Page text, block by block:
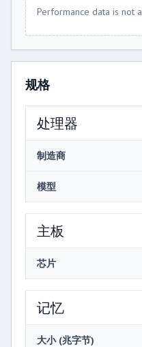
Performance data is not
规格
处理器
制造商
模型
主板
芯片
记忆
大小 (兆字节)